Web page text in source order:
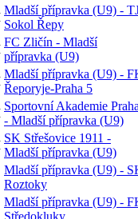
Mladší přípravka (U9) -
Sokol Řepy
FC Zličín - Mladší
přípravka (U9)
Mladší přípravka (U9) -
Řeporyje-Praha 5
Sportovní Akademie
- Mladší přípravka (U9)
SK Střešovice 1911 -
Mladší přípravka (U9)
Mladší přípravka (U9) -
Roztoky
Mladší přípravka (U9) -
Středokluky